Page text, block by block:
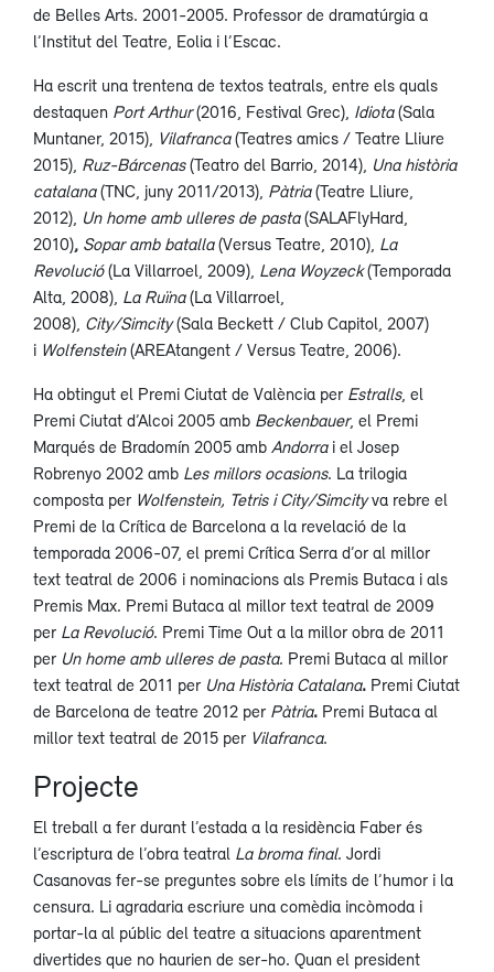
de Belles Arts. 2001-2005. Professor de dramatúrgia a
l’Institut del Teatre, Eolia i l’Escac.
Ha escrit una trentena de textos teatrals, entre els quals
destaquen Port Arthur(2016, Festival Grec), Idiota(Sala
Muntaner, 2015), Vilafranca(Teatres amics / Teatre Lliure
2015), Ruz-Bárcenas(Teatro del Barrio, 2014), Una història
catalana (TNC, juny 2011/2013), Pàtria(Teatre Lliure,
2012), Un home amb ulleres de pasta(SALAFlyHard,
2010), Sopar amb batalla (Versus Teatre, 2010), La
Revolució(La Villarroel, 2009), Lena Woyzeck(Temporada
Alta, 2008), La Ruïna(La Villarroel,
2008), City/Simcity(Sala Beckett / Club Capitol, 2007)
i Wolfenstein(AREAtangent / Versus Teatre, 2006).
Ha obtingut el Premi Ciutat de València per Estralls, el
Premi Ciutat d’Alcoi 2005 amb Beckenbauer, el Premi
Marqués de Bradomín 2005 amb Andorrai el Josep
Robrenyo 2002 amb Les millors ocasions. La trilogia
composta per Wolfenstein, Tetris i City/Simcityva rebre el
Premi de la Crítica de Barcelona a la revelació de la
temporada 2006-07, el premi Crítica Serra d’or al millor
text teatral de 2006 i nominacions als Premis Butaca i als
Premis Max. Premi Butaca al millor text teatral de 2009
per La Revolució. Premi Time Out a la millor obra de 2011
per Un home amb ulleres de pasta. Premi Butaca al millor
text teatral de 2011 per Una Història Catalana. Premi Ciutat
de Barcelona de teatre 2012 per Pàtria. Premi Butaca al
millor text teatral de 2015 per Vilafranca.
Projecte
El treball a fer durant l’estada a la residència Faber és
l’escriptura de l’obra teatral La broma final. Jordi
Casanovas fer-se preguntes sobre els límits de l’humor i la
censura. Li agradaria escriure una comèdia incòmoda i
portar-la al públic del teatre a situacions aparentment
divertides que no haurien de ser-ho. Quan el president